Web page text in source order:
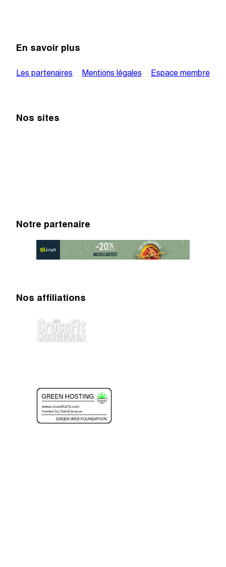
En savoir plus
Les partenaires Mentions légales Espace membre
Nos sites
Notre partenaire
Nos affiliations